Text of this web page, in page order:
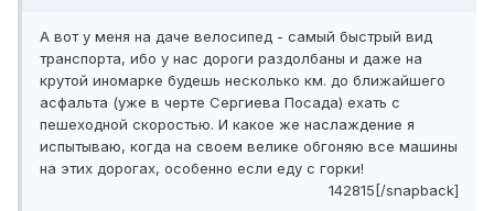
А вот у меня на даче велосипед - самый быстрый вид
транспорта, ибо у нас дороги раздолбаны и даже на
крутой иномарке будешь несколько км. до ближайшего
асфальта (уже в черте Сергиева Посада) ехать с
пешеходной скоростью. И какое же наслаждение я
испытываю, когда на своем велике обгоняю все машины
на этих дорогах, особенно если еду с горки!
142815[/snapback]